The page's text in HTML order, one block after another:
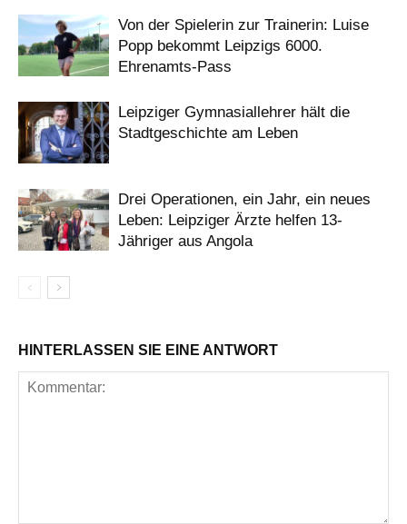
Von der Spielerin zur Trainerin: Luise
Popp bekommt Leipzigs 6000.
Ehrenamts-Pass
Leipziger Gymnasiallehrer hält die
Stadtgeschichte am Leben
Drei Operationen, ein Jahr, ein neues
Leben: Leipziger Ärzte helfen 13-
Jähriger aus Angola
HINTERLASSEN SIE EINE ANTWORT